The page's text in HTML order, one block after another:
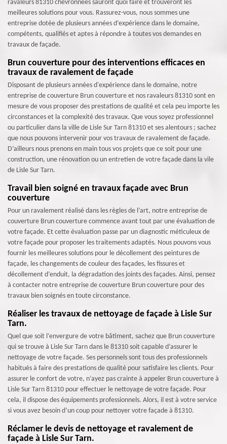
ravaleurs 81310 chevronnées sauront quoi faire et trouveront les
meilleures solutions pour vous. Rassurez-vous, nous sommes une
entreprise dotée de plusieurs années d’expérience dans le domaine,
compétents, qualifiés et aptes à répondre à toutes vos demandes en
travaux de façade.
Brun couverture pour des interventions efficaces en
travaux de ravalement de façade
Disposant de plusieurs années d'expérience dans le domaine, notre
entreprise de couverture Brun couverture et nos ravaleurs 81310 sont en
mesure de vous proposer des prestations de qualité et cela peu importe les
circonstances et la complexité des travaux. Que vous soyez professionnel
ou particulier dans la ville de Lisle Sur Tarn 81310 et ses alentours ; sachez
que nous pouvons intervenir pour vos travaux de ravalement de façade.
D’ailleurs nous prenons en main tous vos projets que ce soit pour une
construction, une rénovation ou un entretien de votre façade dans la vile
de Lisle Sur Tarn.
Travail bien soigné en travaux façade avec Brun
couverture
Pour un ravalement réalisé dans les règles de l’art, notre entreprise de
couverture Brun couverture commence avant tout par une évaluation de
votre façade. Et cette évaluation passe par un diagnostic méticuleux de
votre façade pour proposer les traitements adaptés. Nous pouvons vous
fournir les meilleures solutions pour le décollement des peintures de
façade, les changements de couleur des façades, les fissures et
décollement d’enduit, la dégradation des joints des façades. Ainsi, pensez
à contacter notre entreprise de couverture Brun couverture pour des
travaux bien soignés en toute circonstance.
Réaliser les travaux de nettoyage de façade à Lisle Sur
Tarn.
Quel que soit l’envergure de votre bâtiment, sachez que Brun couverture
qui se trouve à Lisle Sur Tarn dans le 81310 soit capable d’assurer le
nettoyage de votre façade. Ses personnels sont tous des professionnels
habitués à faire des prestations de qualité pour satisfaire les clients. Pour
assurer le confort de votre, n’ayez pas crainte à appeler Brun couverture à
Lisle Sur Tarn 81310 pour effectuer le nettoyage de votre façade. Pour
cela, il dispose des équipements professionnels. Alors, il est à votre service
si vous avez besoin d’un coup pour nettoyer votre façade à 81310.
Réclamer le devis de nettoyage et ravalement de
façade à Lisle Sur Tarn.